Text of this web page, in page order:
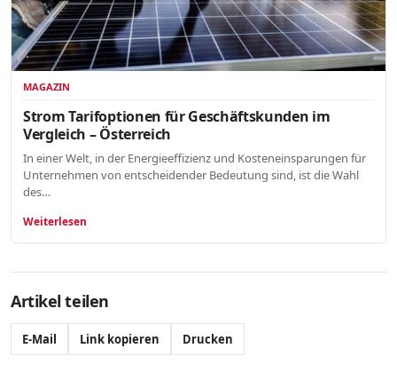
MAGAZIN
Strom Tarifoptionen für Geschäftskunden im
Vergleich – Österreich
In einer Welt, in der Energieeffizienz und Kosteneinsparungen für
Unternehmen von entscheidender Bedeutung sind, ist die Wahl
des…
Weiterlesen
Artikel teilen
E-Mail Link kopieren Drucken